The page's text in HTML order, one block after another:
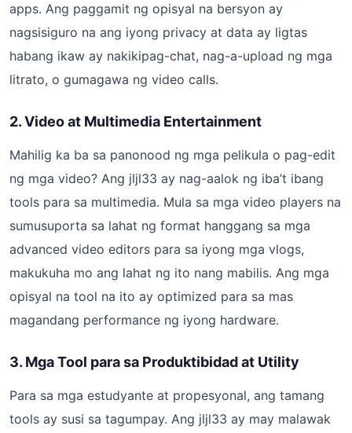
apps. Ang paggamit ng opisyal na bersyon ay
nagsisiguro na ang iyong privacy at data ay ligtas
habang ikaw ay nakikipag-chat, nag-a-upload ng mga
litrato, o gumagawa ng video calls.
2. Video at Multimedia Entertainment
Mahilig ka ba sa panonood ng mga pelikula o pag-edit
ng mga video? Ang jljl33 ay nag-aalok ng iba’t ibang
tools para sa multimedia. Mula sa mga video players na
sumusuporta sa lahat ng format hanggang sa mga
advanced video editors para sa iyong mga vlogs,
makukuha mo ang lahat ng ito nang mabilis. Ang mga
opisyal na tool na ito ay optimized para sa mas
magandang performance ng iyong hardware.
3. Mga Tool para sa Produktibidad at Utility
Para sa mga estudyante at propesyonal, ang tamang
tools ay susi sa tagumpay. Ang jljl33 ay may malawak